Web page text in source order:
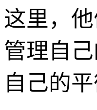
这里，
管理自
自己的平